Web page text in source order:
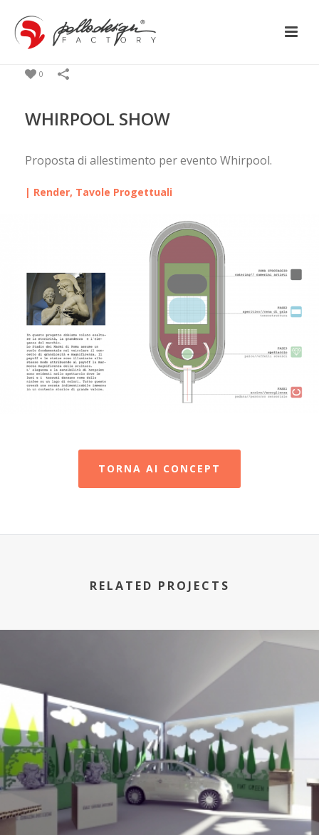
0
WHIRPOOL SHOW
Proposta di allestimento per evento Whirpool.
| Render, Tavole Progettuali
TORNA AI CONCEPT
RELATED PROJECTS